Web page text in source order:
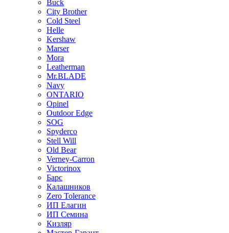
Buck
City Brother
Cold Steel
Helle
Kershaw
Marser
Mora
Leatherman
Mr.BLADE
Navy
ONTARIO
Opinel
Outdoor Edge
SOG
Spyderco
Stell Will
Old Bear
Verney-Carron
Victorinox
Барс
Калашников
Zero Tolerance
ИП Елагин
ИП Семина
Кизляр